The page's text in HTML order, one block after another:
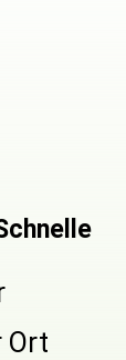
Ort